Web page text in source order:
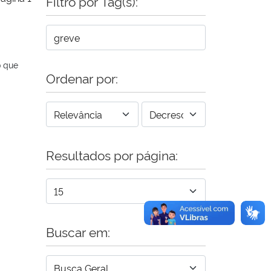
que
Ordenar por:
Resultados por página:
Buscar em: